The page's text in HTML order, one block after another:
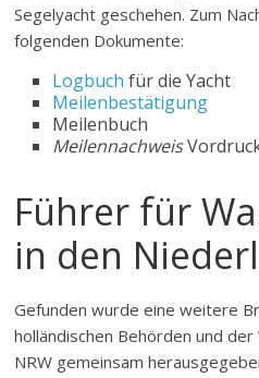
Segelyacht geschehen. Zum
folgenden Dokumente:
Logbuch für die Yacht
Meilenbestätigung
Meilenbuch
Meilennachweis
Führer für
in den
Gefunden wurde eine weitere
holländischen Behörden und
NRW gemeinsam